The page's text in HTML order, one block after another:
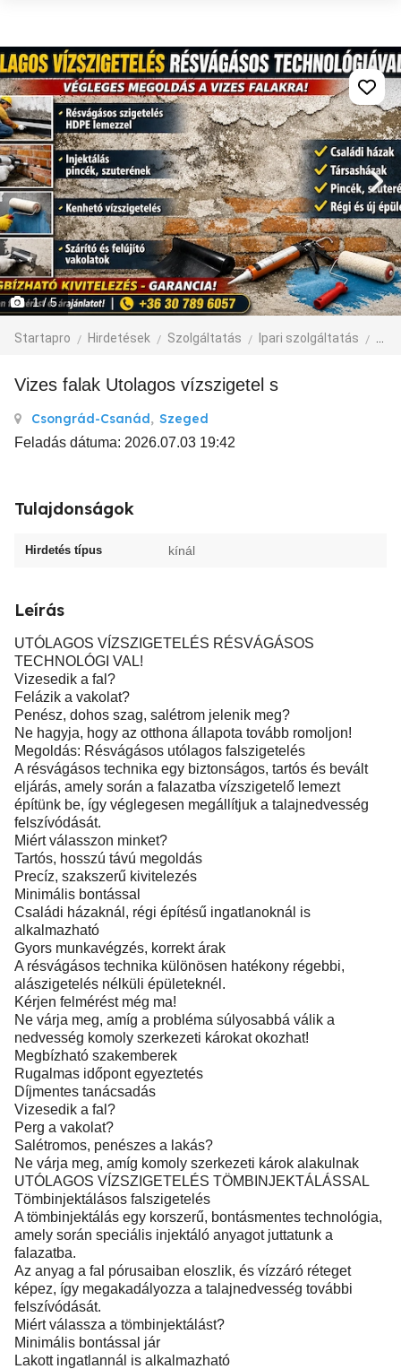
1/ 5
Startapro Hirdetések Szolgáltatás Ipari szolgáltatás
Vizes falak Utolagos vízszigetel s
Csongrád-Csanád, Szeged
Feladás dátuma: 2026.07.03 19:42
Tulajdonságok
Hirdetés típus kínál
Leírás
UTÓLAGOS VÍZSZIGETELÉS RÉSVÁGÁSOS
TECHNOLÓGI VAL!
Vizesedik a fal?
Felázik a vakolat?
Penész, dohos szag, salétrom jelenik meg?
Ne hagyja, hogy az otthona állapota tovább romoljon!
Megoldás: Résvágásos utólagos falszigetelés
A résvágásos technika egy biztonságos, tartós és bevált
eljárás, amely során a falazatba vízszigetelő lemezt
építünk be, így véglegesen megállítjuk a talajnedvesség
felszívódását.
Miért válasszon minket?
Tartós, hosszú távú megoldás
Precíz, szakszerű kivitelezés
Minimális bontással
Családi házaknál, régi építésű ingatlanoknál is
alkalmazható
Gyors munkavégzés, korrekt árak
A résvágásos technika különösen hatékony régebbi,
alászigetelés nélküli épületeknél.
Kérjen felmérést még ma!
Ne várja meg, amíg a probléma súlyosabbá válik a
nedvesség komoly szerkezeti károkat okozhat!
Megbízható szakemberek
Rugalmas időpont egyeztetés
Díjmentes tanácsadás
Vizesedik a fal?
Perg a vakolat?
Salétromos, penészes a lakás?
Ne várja meg, amíg komoly szerkezeti károk alakulnak
UTÓLAGOS VÍZSZIGETELÉS TÖMBINJEKTÁLÁSSAL
Tömbinjektálásos falszigetelés
A tömbinjektálás egy korszerű, bontásmentes technológia,
amely során speciális injektáló anyagot juttatunk a
falazatba.
Az anyag a fal pórusaiban eloszlik, és vízzáró réteget
képez, így megakadályozza a talajnedvesség további
felszívódását.
Miért válassza a tömbinjektálást?
Minimális bontással jár
Lakott ingatlannál is alkalmazható